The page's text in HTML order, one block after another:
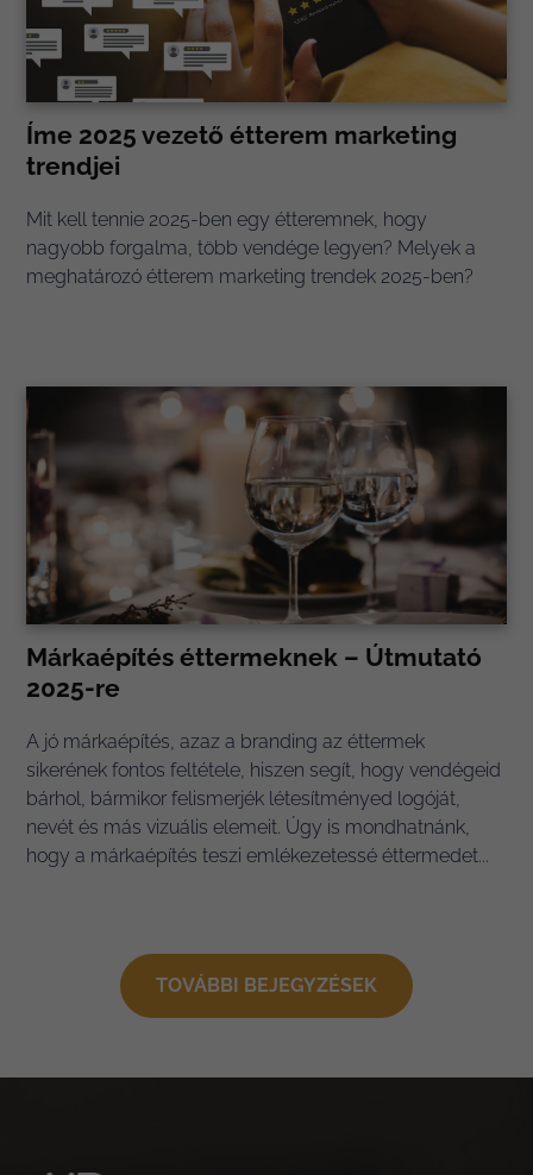
Íme 2025 vezető étterem marketing
trendjei
Mit kell tennie 2025-ben egy étteremnek, hogy
nagyobb forgalma, több vendége legyen? Melyek a
meghatározó étterem marketing trendek 2025-ben?
Márkaépítés éttermeknek – Útmutató
2025-re
A jó márkaépítés, azaz a branding az éttermek
sikerének fontos feltétele, hiszen segít, hogy vendégeid
bárhol, bármikor felismerjék létesítményed logóját,
nevét és más vizuális elemeit. Úgy is mondhatnánk,
hogy a márkaépítés teszi emlékezetessé éttermedet...
TOVÁBBI BEJEGYZÉSEK